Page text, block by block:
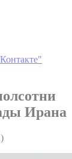
Ирана